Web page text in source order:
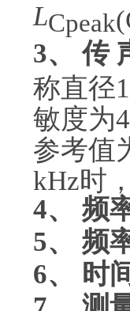
LCpeak
3、 传
称直径
敏度为
参考值
kHz时
4、 频
5、 频
6、 时